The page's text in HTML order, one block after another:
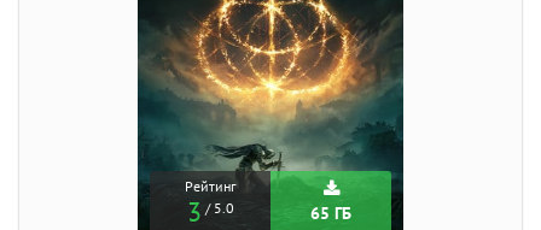
Рейтинг
3 / 5.0 65 ГБ